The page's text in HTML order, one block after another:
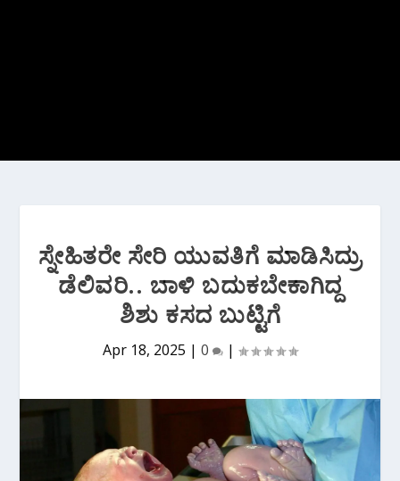
ಸ್ನೇಹಿತರೇ ಸೇರಿ ಯುವತಿಗೆ ಮಾಡಿಸಿದ್ರು
ಡೆಲಿವರಿ.. ಬಾಳಿ ಬದುಕಬೇಕಾಗಿದ್ದ
ಶಿಶು ಕಸದ ಬುಟ್ಟಿಗೆ
Apr 18, 2025 | 0 |